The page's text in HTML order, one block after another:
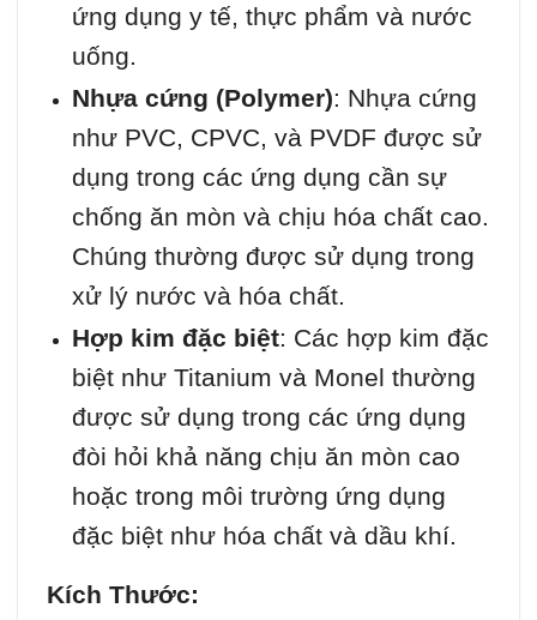
ứng dụng y tế, thực phẩm và nước
uống.
Nhựa cứng (Polymer): Nhựa cứng
như PVC, CPVC, và PVDF được sử
dụng trong các ứng dụng cần sự
chống ăn mòn và chịu hóa chất cao.
Chúng thường được sử dụng trong
xử lý nước và hóa chất.
Hợp kim đặc biệt: Các hợp kim đặc
biệt như Titanium và Monel thường
được sử dụng trong các ứng dụng
đòi hỏi khả năng chịu ăn mòn cao
hoặc trong môi trường ứng dụng
đặc biệt như hóa chất và dầu khí.
Kích Thước: